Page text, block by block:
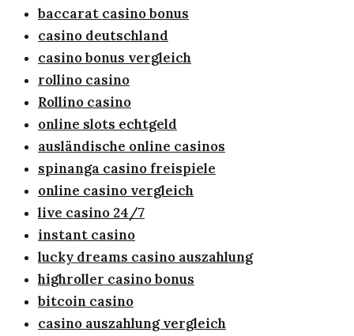
baccarat casino bonus
casino deutschland
casino bonus vergleich
rollino casino
Rollino casino
online slots echtgeld
ausländische online casinos
spinanga casino freispiele
online casino vergleich
live casino 24/7
instant casino
lucky dreams casino auszahlung
highroller casino bonus
bitcoin casino
casino auszahlung vergleich